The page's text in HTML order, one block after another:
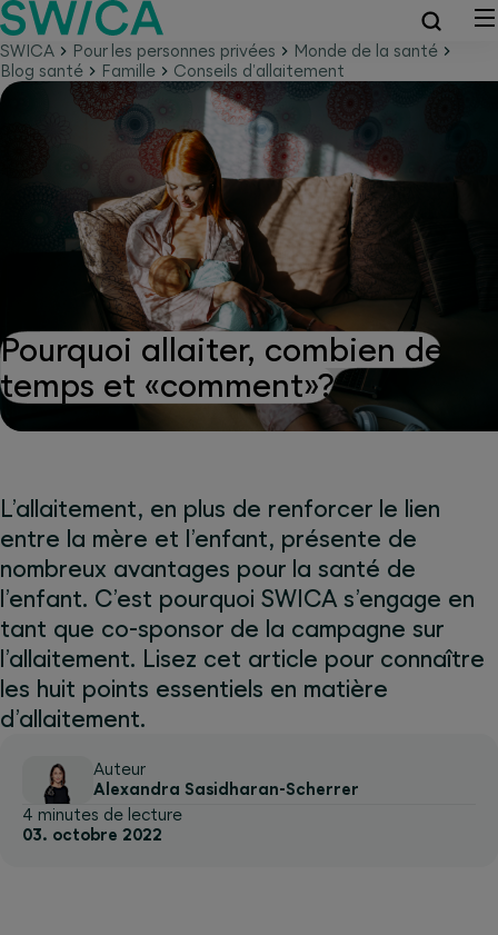
SWICA Pour les personnes privées
Monde de la santé
Blog santé
Famille Conseils d'allaitement
Pourquoi allaiter, combien de
temps et «comment»?
L’allaitement, en plus de renforcer le lien
entre la mère et l’enfant, présente de
nombreux avantages pour la santé de
l’enfant. C’est pourquoi SWICA s’engage en
tant que co-sponsor de la campagne sur
l’allaitement. Lisez cet article pour connaître
les huit points essentiels en matière
d’allaitement.
Auteur
Alexandra Sasidharan-Scherrer
4 minutes de lecture
03. octobre 2022